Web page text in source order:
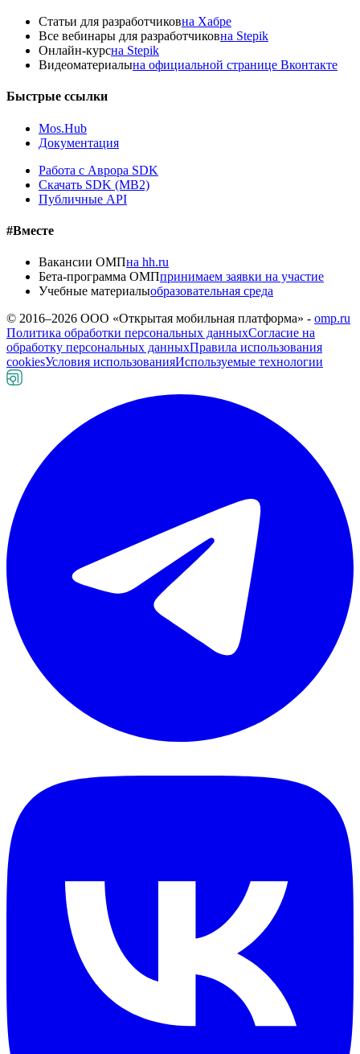
Статьи для разработчиковна Хабре
Все вебинары для разработчиковна Stepik
Онлайн-курсна Stepik
Видеоматериалына официальной странице Вконтакте
Быстрые ссылки
Mos.Hub
Документация
Работа с Аврора SDK
Скачать SDK (MB2)
Публичные API
#Вместе
Вакансии ОМПна hh.ru
Бета-программа ОМПпринимаем заявки на участие
Учебные материалыобразовательная среда
© 2016–2026 ООО «Открытая мобильная платформа» - omp.ru
Политика обработки персональных данныхСогласие на
обработку персональных данныхПравила использования
cookiesУсловия использованияИспользуемые технологии